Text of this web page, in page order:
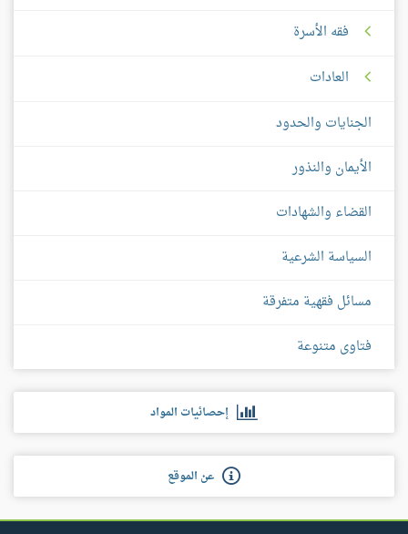
فقه الأسرة
العادات
الجنايات والحدود
الأيمان والنذور
القضاء والشهادات
السياسة الشرعية
مسائل فقهية متفرقة
فتاوى متنوعة
إحصائيات المواد
عن الموقع